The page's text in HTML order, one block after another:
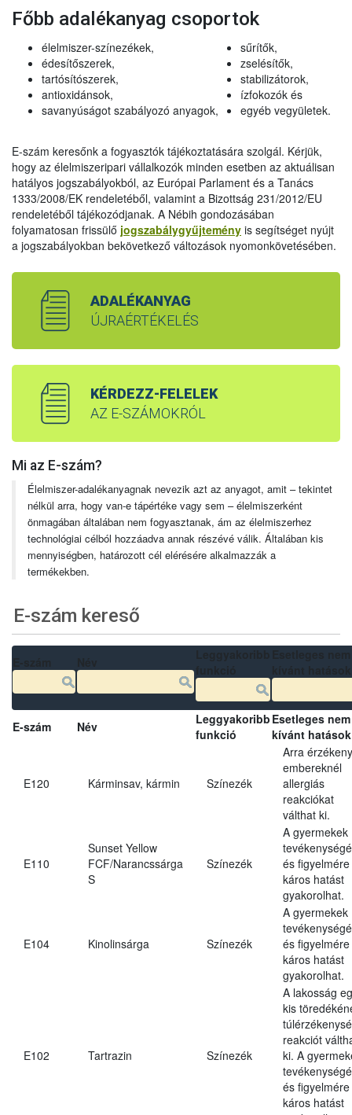
Főbb adalékanyag csoportok
élelmiszer-színezékek,
édesítőszerek,
tartósítószerek,
antioxidánsok,
savanyúságot szabályozó anyagok,
sűrítők,
zselésítők,
stabilizátorok,
ízfokozók és
egyéb vegyületek.
E-szám keresőnk a fogyasztók tájékoztatására szolgál. Kérjük,
hogy az élelmiszeripari vállalkozók minden esetben az aktuálisan
hatályos jogszabályokból, az Európai Parlament és a Tanács
1333/2008/EK rendeletéből, valamint a Bizottság 231/2012/EU
rendeletéből tájékozódjanak. A Nébih gondozásában
folyamatosan frissülő jogszabálygyűjtemény is segítséget nyújt
a jogszabályokban bekövetkező változások nyomonkövetésében.
ADALÉKANYAG
ÚJRAÉRTÉKELÉS
KÉRDEZZ-FELELEK
AZ E-SZÁMOKRÓL
Mi az E-szám?
Élelmiszer-adalékanyagnak nevezik azt az anyagot, amit – tekintet
nélkül arra, hogy van-e tápértéke vagy sem – élelmiszerként
önmagában általában nem fogyasztanak, ám az élelmiszerhez
technológiai célból hozzáadva annak részévé válik. Általában kis
mennyiségben, határozott cél elérésére alkalmazzák a
termékekben.
E-szám kereső
E-szám Név
Leggyakoribb
funkció
Esetleges nem
kívánt hatások
E120 Kárminsav, kármin Színezék
Arra érzékeny
embereknél
allergiás
reakciókat
válthat ki.
E110
Sunset Yellow
FCF/Narancssárga
S
Színezék
A gyermekek
és figyelmére
káros hatást
gyakorolhat.
E104 Kinolinsárga Színezék
A gyermekek
és figyelmére
káros hatást
gyakorolhat.
E102 Tartrazin Színezék
A lakosság
kis
reakciót
ki. A
és figyelmére
káros hatást